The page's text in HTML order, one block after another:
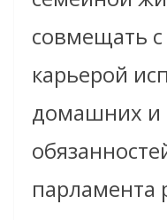
совмещать
карьерой
домашних и
парламента